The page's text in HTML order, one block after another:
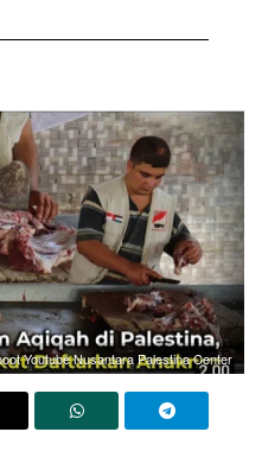
Youtube Nusantara Palestina Center